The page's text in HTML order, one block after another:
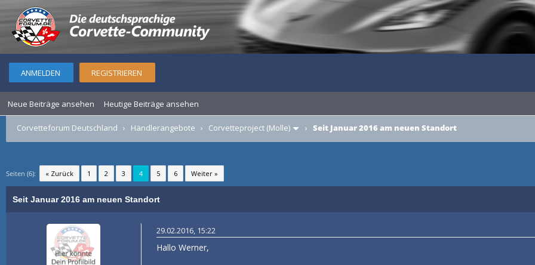
ANMELDEN REGISTRIEREN
Neue Beiträge ansehen Heutige Beiträge ansehen
Corvetteforum Deutschland › Händlerangebote › Corvetteproject (Molle) › Seit Januar 2016 am neuen Standort
Seiten (6): « Zurück 1 2 3 4 5 6 Weiter »
Seit Januar 2016 am neuen Standort
29.02.2016, 15:22
Hallo Werner,